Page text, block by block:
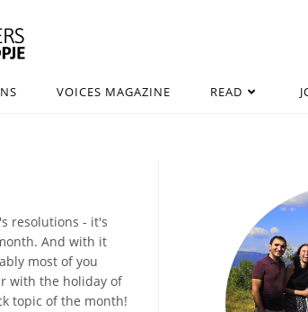
VOICES MAGAZINE READ
resolutions - it's
And with it
most of you
with the holiday of
topic of the month!